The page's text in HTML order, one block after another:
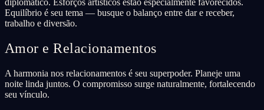
Equilíbrio é seu tema — busque o balanço entre dar e receber,
trabalho e diversão.
Amor e Relacionamentos
A harmonia nos relacionamentos é seu superpoder. Planeje uma
noite linda juntos. O compromisso surge naturalmente, fortalecendo
seu vínculo.